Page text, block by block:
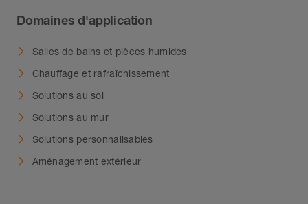
Domaines d'application
Salles de bains et pièces humides
Chauffage et rafraîchissement
Solutions au sol
Solutions au mur
Solutions personnalisables
Aménagement extérieur